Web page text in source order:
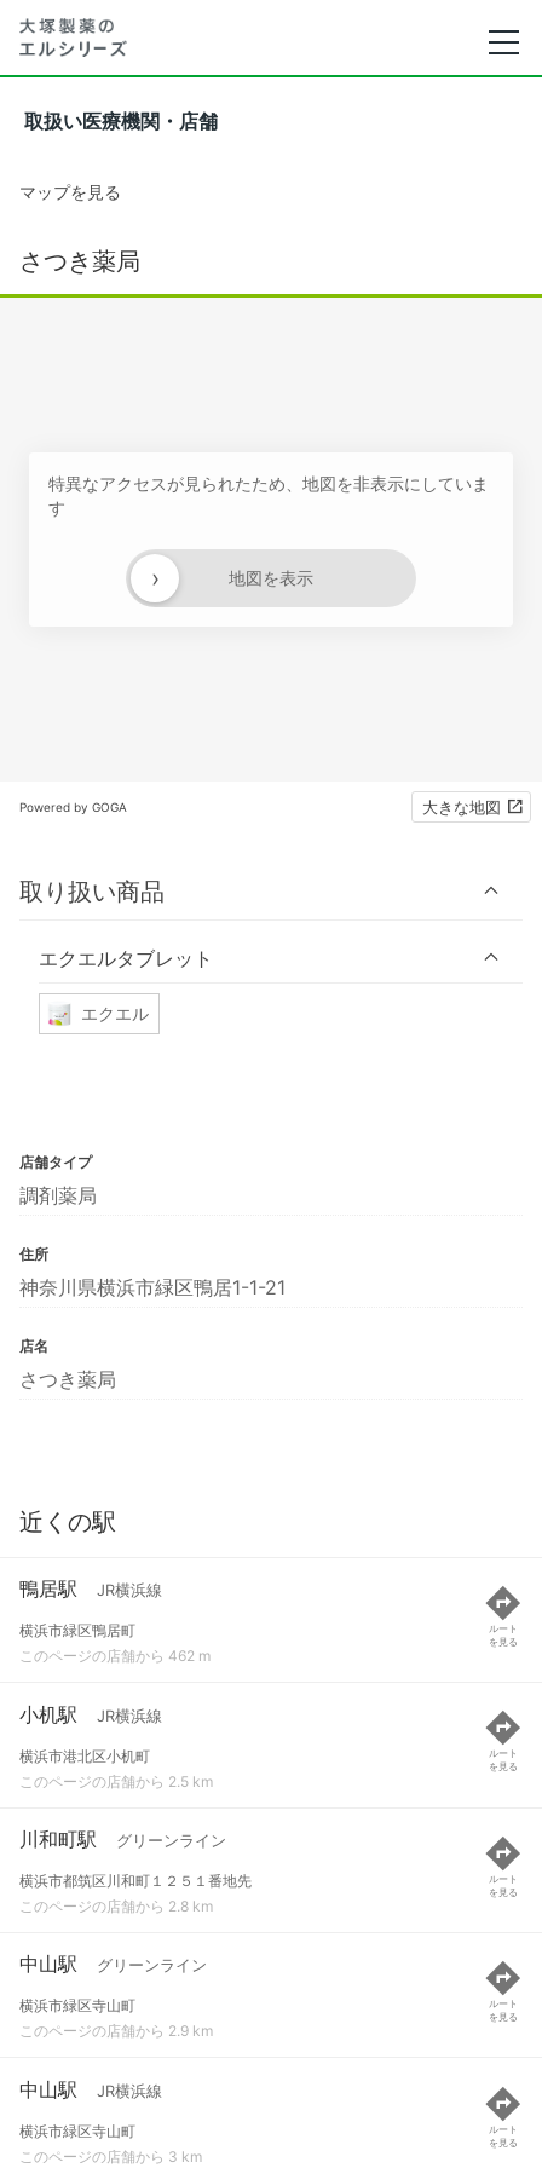
取扱い医療機関・店舗
マップを見る
さつき薬局
特異なアクセスが見られたため、地図を非表示にしていま
す
地図を表示
›
Powered by GOGA 大きな地図
取り扱い商品
エクエルタブレット
エクエル
店舗タイプ
調剤薬局
住所
神奈川県横浜市緑区鴨居1-1-21
店名
さつき薬局
近くの駅
鴨居駅 JR横浜線
横浜市緑区鴨居町
このページの店舗から 462 m
ルート
を見る
小机駅 JR横浜線
横浜市港北区小机町
このページの店舗から 2.5 km
ルート
を見る
川和町駅 グリーンライン
横浜市都筑区川和町１２５１番地先
このページの店舗から 2.8 km
ルート
を見る
中山駅 グリーンライン
横浜市緑区寺山町
このページの店舗から 2.9 km
ルート
を見る
中山駅 JR横浜線
横浜市緑区寺山町
このページの店舗から 3 km
ルート
を見る